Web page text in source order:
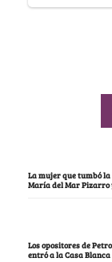
La mujer que tumbó
María del Mar Pizarro
Los opositores de
entró a la Casa Blanca